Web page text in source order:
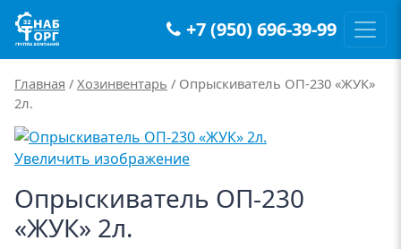
Main Navigation +7 (950) 696-39-99
Главная / Хозинвентарь / Опрыскиватель ОП-230 «ЖУК»
2л.
Увеличить изображение
Опрыскиватель ОП-230
«ЖУК» 2л.